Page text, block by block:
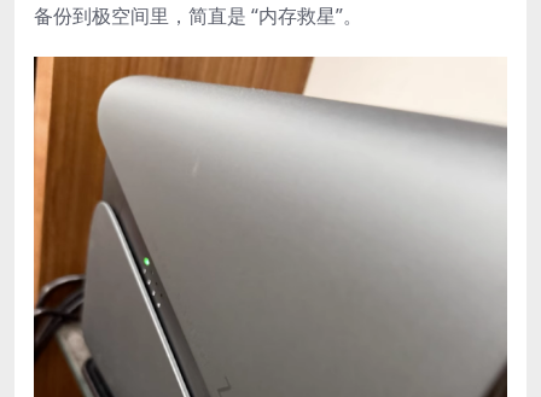
备份到极空间里，简直是 “内存救星”。​